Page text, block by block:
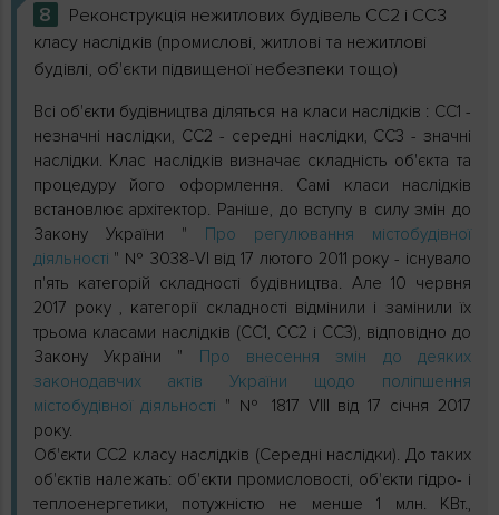
8
Реконструкція нежитлових будівель СС2 і СС3
класу наслідків (промислові, житлові та нежитлові
будівлі, об'єкти підвищеної небезпеки тощо)
Всі об'єкти будівництва діляться на класи наслідків : СС1 -
незначні наслідки, СС2 - середні наслідки, СС3 - значні
наслідки. Клас наслідків визначає складність об'єкта та
процедуру його оформлення. Самі класи наслідків
встановлює архітектор. Раніше, до вступу в силу змін до
Закону України " Про регулювання містобудівної
діяльності " № 3038-VI від 17 лютого 2011 року - існувало
п'ять категорій складності будівництва. Але 10 червня
2017 року , категорії складності відмінили і замінили їх
трьома класами наслідків (СС1, СС2 і СС3), відповідно до
Закону України " Про внесення змін до деяких
законодавчих актів України щодо поліпшення
містобудівної діяльності " № 1817 VIІІ від 17 січня 2017
року.
Об'єкти СС2 класу наслідків (Середні наслідки). До таких
об'єктів належать: об'єкти промисловості, об'єкти гідро- і
теплоенергетики, потужністю не менше 1 млн. КВт.,